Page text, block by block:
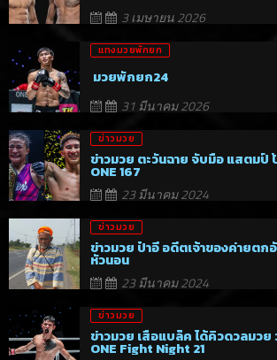
3 เมษายน 2026
แทงมวยพักยก
มวยพักยก24
31 มีนาคม 2026
ข่าวมวย
ข่าวมวย ตะวันฉาย จับมือ แสตมป์
ONE 167
23 มีนาคม 2024
ข่าวมวย
ข่าวมวย ป๋าอี อดีตเจ้าของค่ายตก
หัวนอน
23 มีนาคม 2024
ข่าวมวย
ข่าวมวย เสือแบล็ค ได้คิวดวลมวย
ONE Fight Night 21